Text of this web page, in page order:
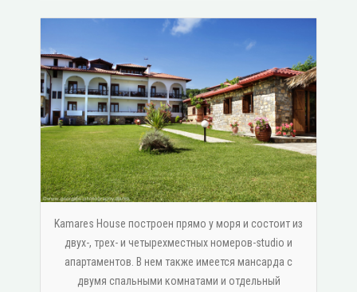
Kamares House построен прямо у моря и состоит из
двух-, трех- и четырехместных номеров-studio и
апартаментов. В нем также имеется мансарда с
двумя спальными комнатами и отдельный